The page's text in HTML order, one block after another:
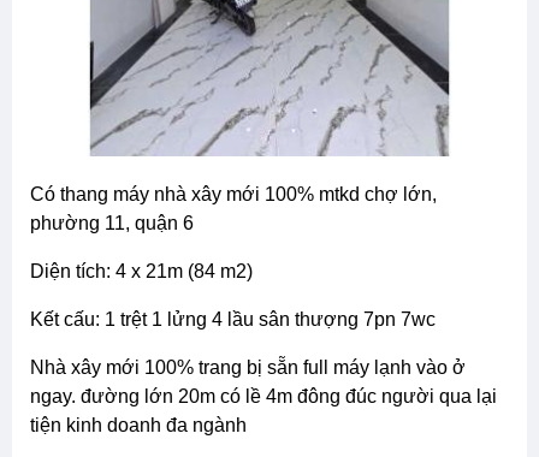
có thang máy nhà xây mới 100% mtkd chợ lớn,
phường 11, quận 6
diện tích: 4 x 21m (84 m2)
kết cấu: 1 trệt 1 lửng 4 lầu sân thượng 7pn 7wc
nhà xây mới 100% trang bị sẵn full máy lạnh vào ở
ngay. đường lớn 20m có lề 4m đông đúc người qua lại
tiện kinh doanh đa ngành